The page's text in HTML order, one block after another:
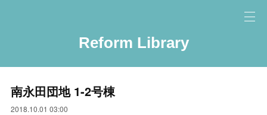
Reform Library
南永田団地 1-2号棟
2018.10.01 03:00